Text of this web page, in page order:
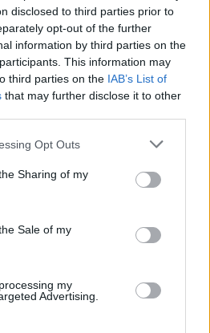
disclosed to third parties prior to
opt-out of the further
information by third parties on the
This information may
third parties on the IAB’s List of
that may further disclose it to other
Opt Outs
Sharing of my
Sale of my
my
Advertising.
cikkei